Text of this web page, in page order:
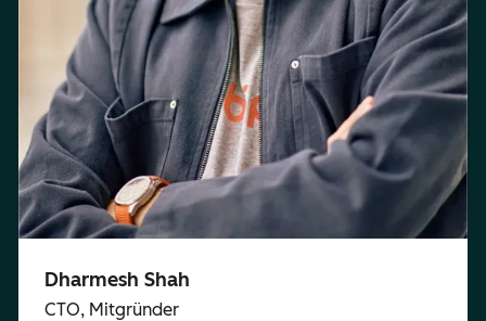
Dharmesh Shah
CTO, Mitgründer